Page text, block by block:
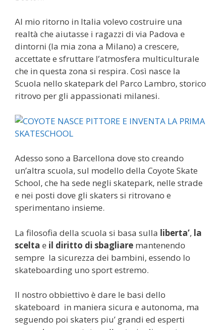
Al mio ritorno in Italia volevo costruire una
realtà che aiutasse i ragazzi di via Padova e
dintorni (la mia zona a Milano) a crescere,
accettate e sfruttare l’atmosfera multiculturale
che in questa zona si respira. Così nasce la
Scuola nello skatepark del Parco Lambro, storico
ritrovo per gli appassionati milanesi.
Adesso sono a Barcellona dove sto creando
un’altra scuola, sul modello della Coyote Skate
School, che ha sede negli skatepark, nelle strade
e nei posti dove gli skaters si ritrovano e
sperimentano insieme.
La filosofia della scuola si basa sulla liberta’, la
scelta e il diritto di sbagliare mantenendo
sempre la sicurezza dei bambini, essendo lo
skateboarding uno sport estremo.
Il nostro obbiettivo è dare le basi dello
skateboard in maniera sicura e autonoma, ma
seguendo poi skaters piu’ grandi ed esperti